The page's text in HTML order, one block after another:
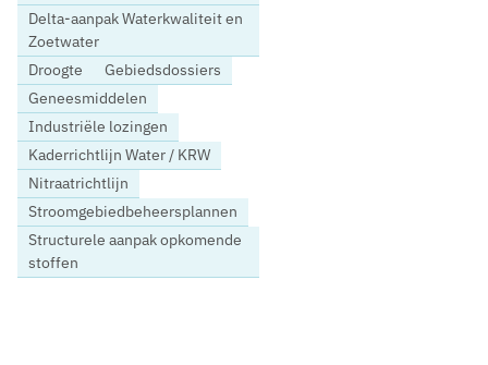
Home Nieuws
Delta-aanpak Waterkwaliteit en
Zoetwater
Droogte
Gebiedsdossiers
Geneesmiddelen
Industriële lozingen
Kaderrichtlijn Water / KRW
Nitraatrichtlijn
Stroomgebiedbeheersplannen
Structurele aanpak opkomende
stoffen